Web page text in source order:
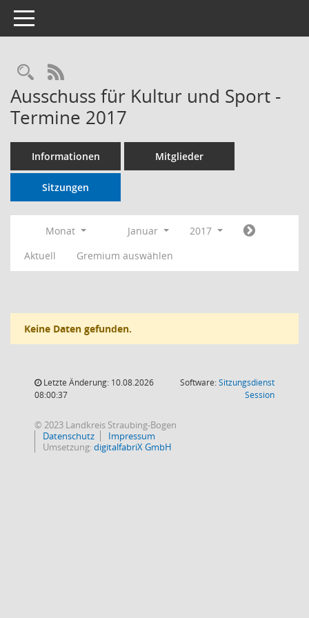
Toggle navigation
RSS-Feed
Ausschuss für Kultur und Sport -
Termine 2017
Informationen Mitglieder
Sitzungen
Monat Januar
2017
Aktuell
Gremium auswählen
Keine Daten gefunden.
Letzte Änderung: 10.08.2026
08:00:37
Software:Sitzungsdienst
Session(Wird in
© 2023 Landkreis Straubing-Bogen
Datenschutz
Impressum
Umsetzung:digitalfabriX GmbH